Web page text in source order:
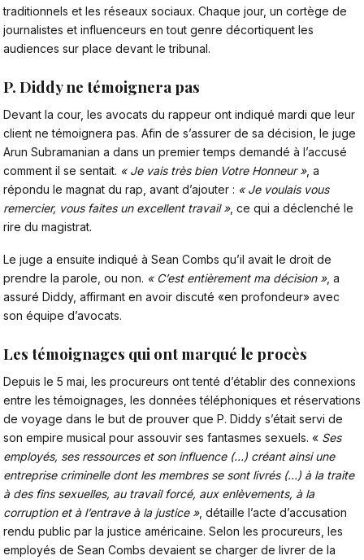
traditionnels et les réseaux sociaux. Chaque jour, un cortège de
journalistes et influenceurs en tout genre décortiquent les
audiences sur place devant le tribunal.
P. Diddy ne témoignera pas
Devant la cour, les avocats du rappeur ont indiqué mardi que leur
client ne témoignera pas. Afin de s’assurer de sa décision, le juge
Arun Subramanian a dans un premier temps demandé à l’accusé
comment il se sentait. « Je vais très bien Votre Honneur », a
répondu le magnat du rap, avant d’ajouter : « Je voulais vous
remercier, vous faites un excellent travail », ce qui a déclenché le
rire du magistrat.
Le juge a ensuite indiqué à Sean Combs qu’il avait le droit de
prendre la parole, ou non. « C’est entièrement ma décision », a
assuré Diddy, affirmant en avoir discuté «en profondeur» avec
son équipe d’avocats.
Les témoignages qui ont marqué le procès
Depuis le 5 mai, les procureurs ont tenté d’établir des connexions
entre les témoignages, les données téléphoniques et réservations
de voyage dans le but de prouver que P. Diddy s’était servi de
son empire musical pour assouvir ses fantasmes sexuels. « Ses
employés, ses ressources et son influence (…) créant ainsi une
entreprise criminelle dont les membres se sont livrés (…) à la traite
à des fins sexuelles, au travail forcé, aux enlèvements, à la
corruption et à l’entrave à la justice », détaille l’acte d’accusation
rendu public par la justice américaine. Selon les procureurs, les
employés de Sean Combs devaient se charger de livrer de la